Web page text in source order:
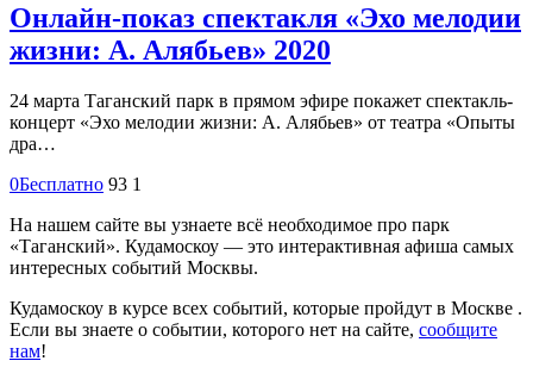
Онлайн-показ спектакля «Эхо мелодии
жизни: А. Алябьев» 2020
24 марта Таганский парк в прямом эфире покажет спектакль-
концерт «Эхо мелодии жизни: А. Алябьев» от театра «Опыты
дра…
0Бесплатно 93 1
На нашем сайте вы узнаете всё необходимое про парк
«Таганский». Кудамоскоу — это интерактивная афиша самых
интересных событий Москвы.
Кудамоскоу в курсе всех событий, которые пройдут в Москве .
Если вы знаете о событии, которого нет на сайте, сообщите
нам!